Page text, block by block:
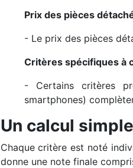
Prix des pièces
- Le prix des pièces
Critères spécifiques à
- Certains critères
smartphones)
Un calcul
Chaque critère est noté
donne une note finale